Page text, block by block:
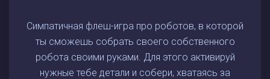
Симпатичная флеш-игра про роботов, в которой
ты сможешь собрать своего собственного
робота своими руками. Для этого активируй
нужные тебе детали и собери, хватаясь за